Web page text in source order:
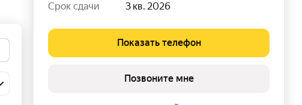
срок сдачи
3 кв. 2026
Показать телефон
Позвоните мне